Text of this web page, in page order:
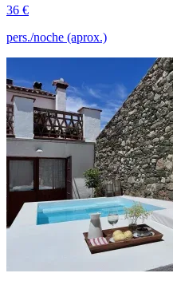
36 €
pers./noche (aprox.)